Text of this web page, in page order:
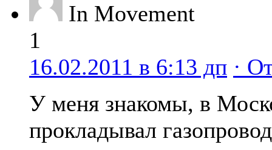
In Movement
1
16.02.2011 в 6:13 дп ·
У меня знакомы, в
прокладывал